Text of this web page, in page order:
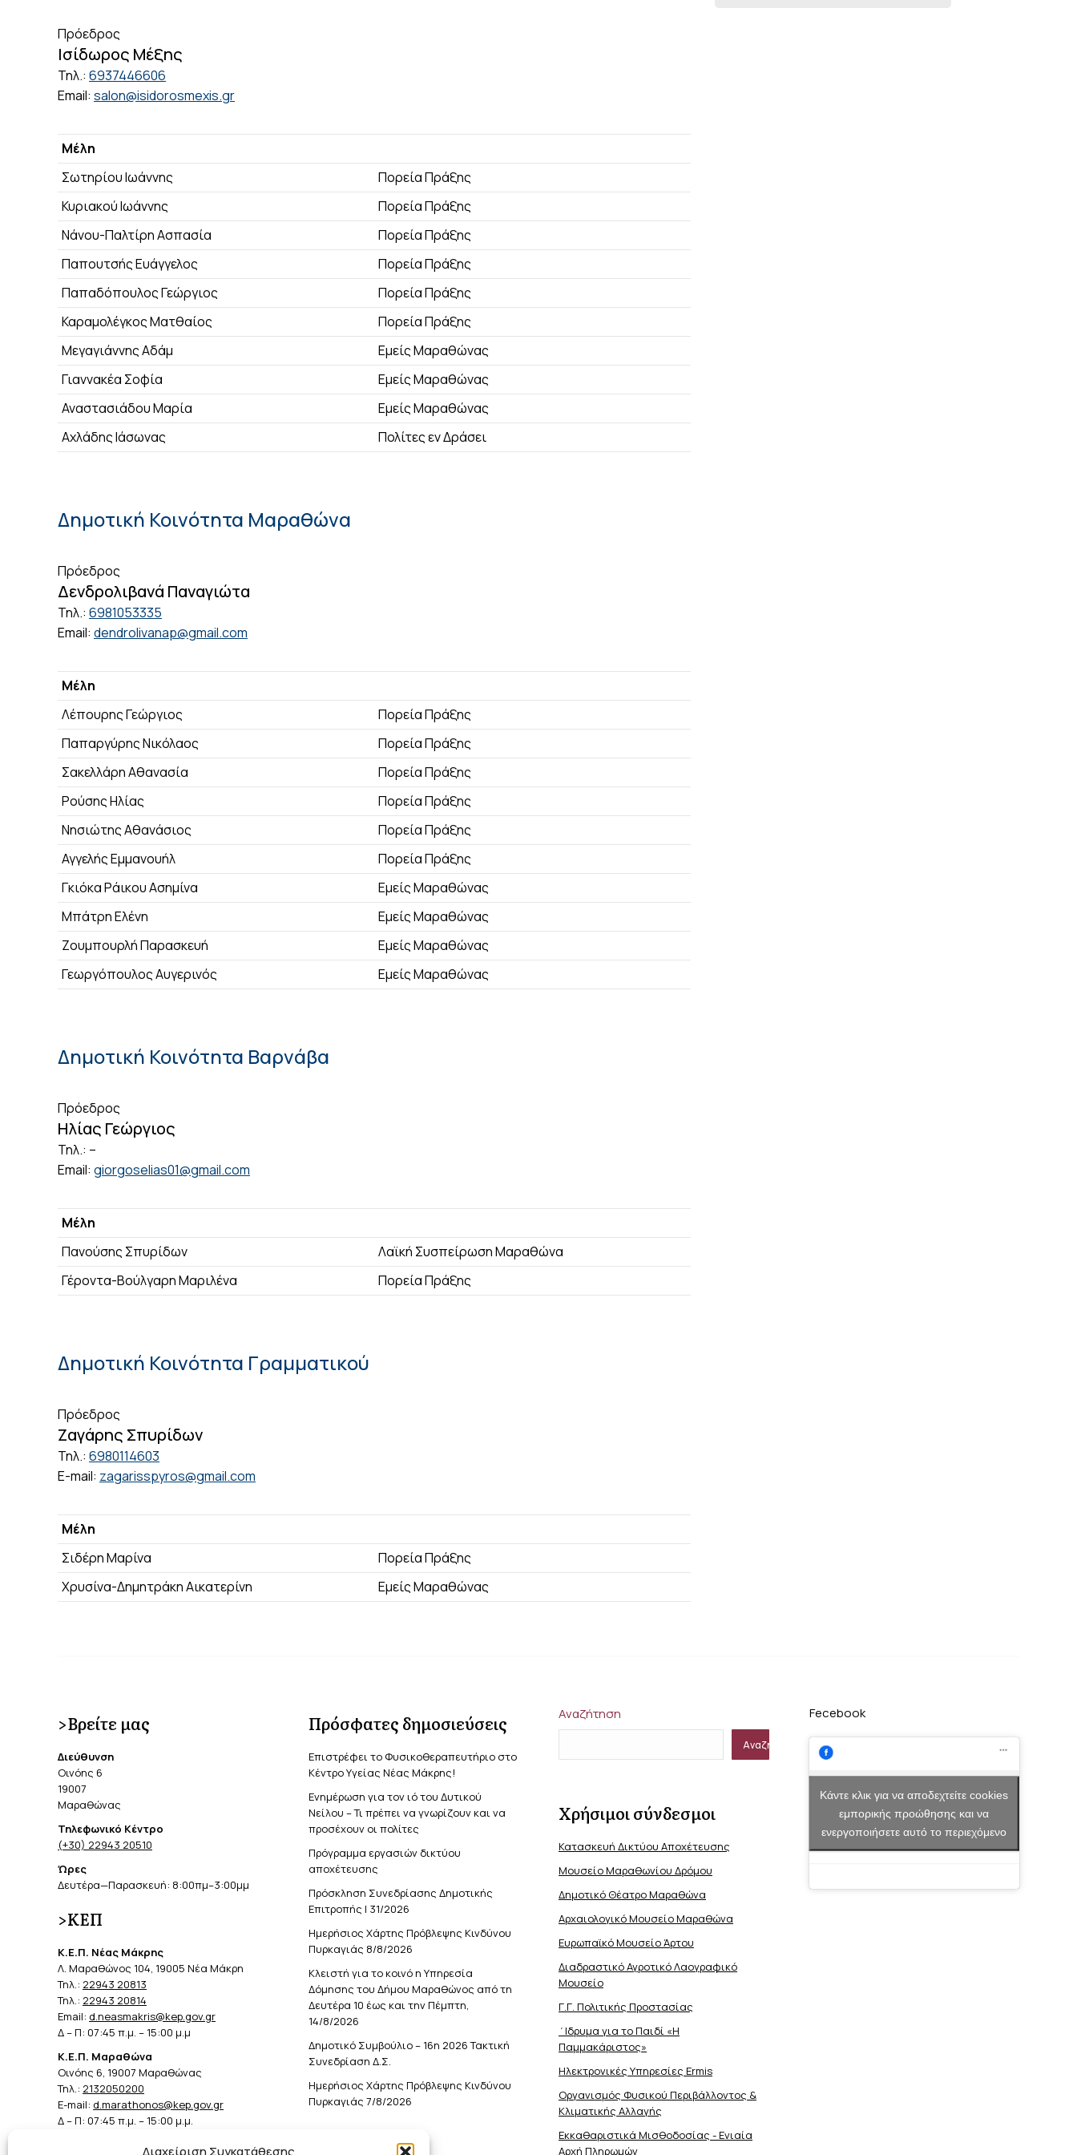
Διαχείριση Συγκατάθεσης
Πρόεδρος
Ισίδωρος Μέξης
Τηλ.: 6937446606
Email: salon@isidorosmexis.gr
Μέλη
Σωτηρίου Ιωάννης
Πορεία Πράξης
Κυριακού Ιωάννης
Πορεία Πράξης
Νάνου-Παλτίρη Ασπασία
Πορεία Πράξης
Παπουτσής Ευάγγελος
Πορεία Πράξης
Παπαδόπουλος Γεώργιος
Πορεία Πράξης
Καραμολέγκος Ματθαίος
Πορεία Πράξης
Μεγαγιάννης Αδάμ
Εμείς Μαραθώνας
Γιαννακέα Σοφία
Εμείς Μαραθώνας
Αναστασιάδου Μαρία
Εμείς Μαραθώνας
Αχλάδης Ιάσωνας
Πολίτες εν Δράσει
Δημοτική Κοινότητα Μαραθώνα
Πρόεδρος
Δενδρολιβανά Παναγιώτα
Τηλ.: 6981053335
Email: dendrolivanap@gmail.com
Μέλη
Λέπουρης Γεώργιος
Πορεία Πράξης
Παπαργύρης Νικόλαος
Πορεία Πράξης
Σακελλάρη Αθανασία
Πορεία Πράξης
Ρούσης Ηλίας
Πορεία Πράξης
Νησιώτης Αθανάσιος
Πορεία Πράξης
Αγγελής Εμμανουήλ
Πορεία Πράξης
Γκιόκα Ράικου Ασημίνα
Εμείς Μαραθώνας
Μπάτρη Ελένη
Εμείς Μαραθώνας
Ζουμπουρλή Παρασκευή
Εμείς Μαραθώνας
Γεωργόπουλος Αυγερινός
Εμείς Μαραθώνας
Δημοτική Κοινότητα Βαρνάβα
Πρόεδρος
Ηλίας Γεώργιος
Τηλ.: –
Email: giorgoselias01@gmail.com
Μέλη
Πανούσης Σπυρίδων
Λαϊκή Συσπείρωση Μαραθώνα
Γέροντα-Βούλγαρη Μαριλένα
Πορεία Πράξης
Δημοτική Κοινότητα Γραμματικού
Πρόεδρος
Ζαγάρης Σπυρίδων
Τηλ.: 6980114603
E-mail: zagarisspyros@gmail.com
Μέλη
Σιδέρη Μαρίνα
Πορεία Πράξης
Χρυσίνα-Δημητράκη Αικατερίνη
Εμείς Μαραθώνας
>Βρείτε μας
Διεύθυνση
Οινόης 6
19007
Μαραθώνας
Τηλεφωνικό Κέντρο
(+30) 22943 20510
Ώρες
Δευτέρα—Παρασκευή: 8:00πμ–3:00μμ
>ΚΕΠ
Κ.Ε.Π. Νέας Μάκρης
Λ. Μαραθώνος 104, 19005 Νέα Μάκρη
Τηλ.: 22943 20813
Τηλ.: 22943 20814
Email: d.neasmakris@kep.gov.gr
Δ – Π: 07:45 π.μ. – 15:00 μ.μ
Κ.Ε.Π. Μαραθώνα
Οινόης 6, 19007 Μαραθώνας
Τηλ.: 2132050200
E-mail: d.marathonos@kep.gov.gr
Δ – Π: 07:45 π.μ. – 15:00 μ.μ.
Πρόσφατες δημοσιεύσεις
Επιστρέφει το Φυσικοθεραπευτήριο στο
Κέντρο Υγείας Νέας Μάκρης!
Ενημέρωση για τον ιό του Δυτικού
Νείλου – Τι πρέπει να γνωρίζουν και να
προσέχουν οι πολίτες
Πρόγραμμα εργασιών δικτύου
αποχέτευσης
Πρόσκληση Συνεδρίασης Δημοτικής
Επιτροπής | 31/2026
Ημερήσιος Χάρτης Πρόβλεψης Κινδύνου
Πυρκαγιάς 8/8/2026
Κλειστή για το κοινό η Υπηρεσία
Δόμησης του Δήμου Μαραθώνος από τη
Δευτέρα 10 έως και την Πέμπτη,
14/8/2026
Δημοτικό Συμβούλιο – 16η 2026 Τακτική
Συνεδρίαση Δ.Σ.
Ημερήσιος Χάρτης Πρόβλεψης Κινδύνου
Πυρκαγιάς 7/8/2026
Αναζήτηση
Αναζήτηση
Χρήσιμοι σύνδεσμοι
Κατασκευή Δικτύου Αποχέτευσης
Μουσείο Μαραθωνίου Δρόμου
Δημοτικό Θέατρο Μαραθώνα
Αρχαιολογικό Μουσείο Μαραθώνα
Ευρωπαϊκό Μουσείο Άρτου
Διαδραστικό Αγροτικό Λαογραφικό
Μουσείο
Γ.Γ. Πολιτικής Προστασίας
΄Ιδρυμα για το Παιδί «Η
Παμμακάριστος»
Ηλεκτρονικές Υπηρεσίες Ermis
Οργανισμός Φυσικού Περιβάλλοντος &
Κλιματικής Aλλαγής
Εκκαθαριστικά Μισθοδοσίας - Ενιαία
Αρχή Πληρωμών
Fecebook
Κάντε κλικ για να αποδεχτείτε cookies
εμπορικής προώθησης και να
ενεργοποιήσετε αυτό το περιεχόμενο